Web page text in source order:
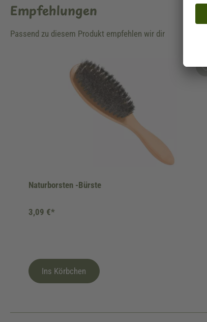
Empfehlungen
Passend zu diesem Produkt empfehlen wir dir
Naturborsten -Bürste
3,09 €*
Ins Körbchen